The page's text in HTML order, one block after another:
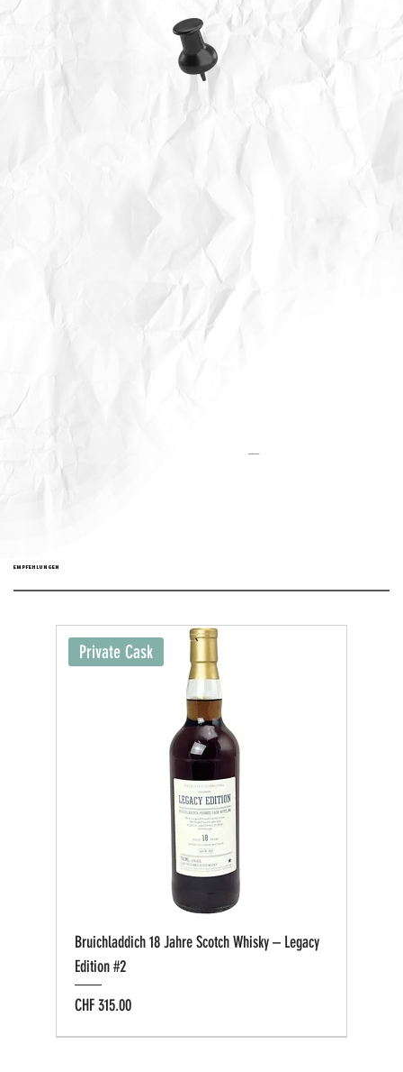
Aktualisiert:
EMPFEHLUNGEN
Private Cask
Bruichladdich 18 Jahre Scotch Whisky – Legacy
Edition #2
Preis
CHF 315.00